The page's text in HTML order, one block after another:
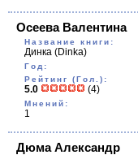
Осеева Валентина
Название книги:
Динка (Dinka)
Год:
Рейтинг (Гол.):
5.0 (4)
Мнений:
1
Дюма Александр